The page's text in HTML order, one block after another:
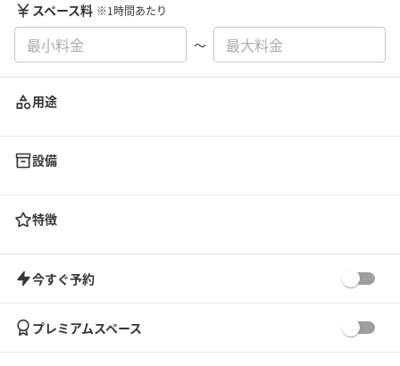
スペース料 ※1時間あたり
〜
用途
設備
特徴
今すぐ予約
プレミアムスペース